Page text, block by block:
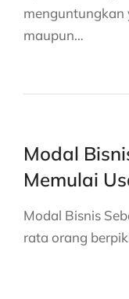
menguntungkan
maupun…
Modal
Memulai
Modal Bisnis
rata orang